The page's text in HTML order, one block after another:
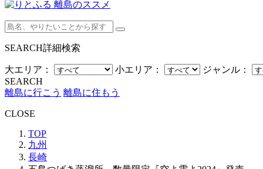
SEARCH詳細検索
大エリア： 小エリア： ジャンル：
SEARCH
離島に行こう 離島に住もう
CLOSE
TOP
九州
長崎